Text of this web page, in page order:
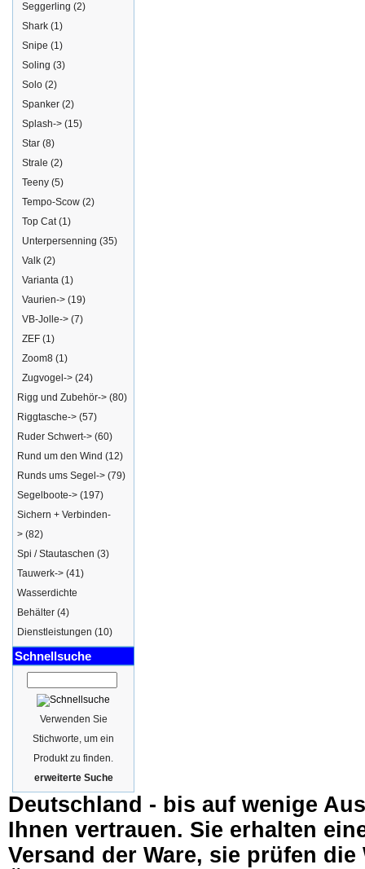
Seggerling (2)
Shark (1)
Snipe (1)
Soling (3)
Solo (2)
Spanker (2)
Splash-> (15)
Star (8)
Strale (2)
Teeny (5)
Tempo-Scow (2)
Top Cat(1)
Unterpersenning (35)
Valk (2)
Varianta (1)
Vaurien-> (19)
VB-Jolle-> (7)
ZEF (1)
Zoom8 (1)
Zugvogel-> (24)
Rigg und Zubehör-> (80)
Riggtasche-> (57)
Ruder Schwert-> (60)
Rund um den Wind (12)
Runds ums Segel-> (79)
Segelboote-> (197)
Sichern + Verbinden-
> (82)
Spi / Stautaschen (3)
Tauwerk-> (41)
Wasserdichte
Behälter (4)
Dienstleistungen (10)
Schnellsuche
Verwenden Sie
Stichworte, um ein
Produkt zu finden.
erweiterte Suche
Deutschland - bis auf wenige
Ihnen vertrauen. Sie erhalten
Versand der Ware, sie prüfen